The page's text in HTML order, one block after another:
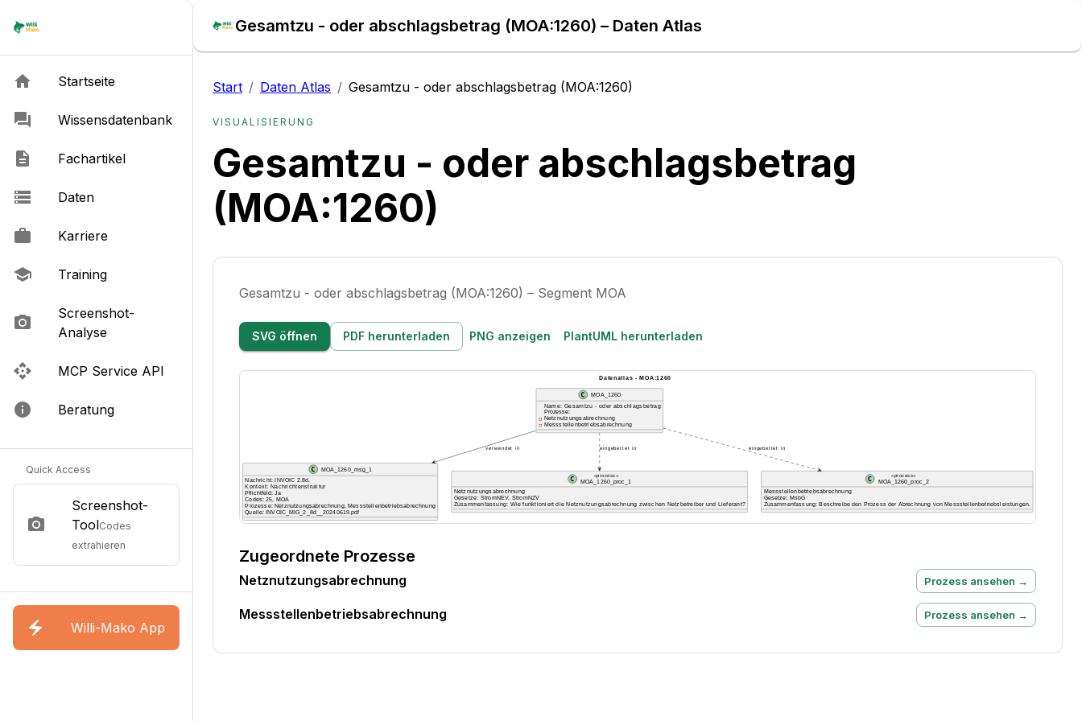
Gesamtzu - oder abschlagsbetrag (MOA:1260) – Daten Atlas
Startseite
Wissensdatenbank
Fachartikel
Daten
Karriere
Training
Screenshot-
Analyse
MCP Service API
Beratung
Quick Access
Screenshot-
ToolCodes
extrahieren
Willi-Mako App
Start / Daten Atlas / Gesamtzu - oder abschlagsbetrag (MOA:1260)
VISUALISIERUNG
Gesamtzu - oder abschlagsbetrag
(MOA:1260)
Gesamtzu - oder abschlagsbetrag (MOA:1260) – Segment MOA
SVG öffnen PDF herunterladen PNG anzeigen PlantUML herunterladen
Zugeordnete Prozesse
Netznutzungsabrechnung Prozess ansehen →
Messstellenbetriebsabrechnung Prozess ansehen →